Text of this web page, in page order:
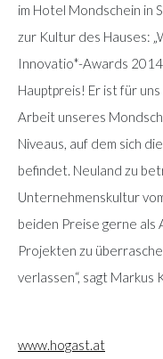
im Hotel Mondschein in
zur Kultur des Hauses:
Innovatio*-Awards
Hauptpreis! Er ist für
Arbeit unseres
Niveaus, auf dem sich
befindet. Neuland zu
Unternehmenskultur
beiden Preise gerne als
Projekten zu
verlassen“, sagt Markus
www.hogast.at